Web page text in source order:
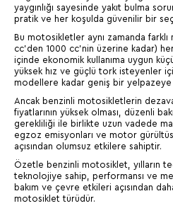
yaygınlığı sayesinde yakıt bulma
pratik ve her koşulda güvenilir bir
Bu motosikletler aynı zamanda
cc’den 1000 cc’nin üzerine kadar)
içinde ekonomik kullanıma uygun
yüksek hız ve güçlü tork isteyenler
modellere kadar geniş bir yelpazeye
Ancak benzinli motosikletlerin
fiyatlarının yüksek olması, düzenli
gerekliliği ile birlikte uzun vadede
egzoz emisyonları ve motor
açısından olumsuz etkilere sahiptir.
Özetle benzinli motosiklet, yılların
teknolojiye sahip, performansı ve
bakım ve çevre etkileri açısından
motosiklet türüdür.